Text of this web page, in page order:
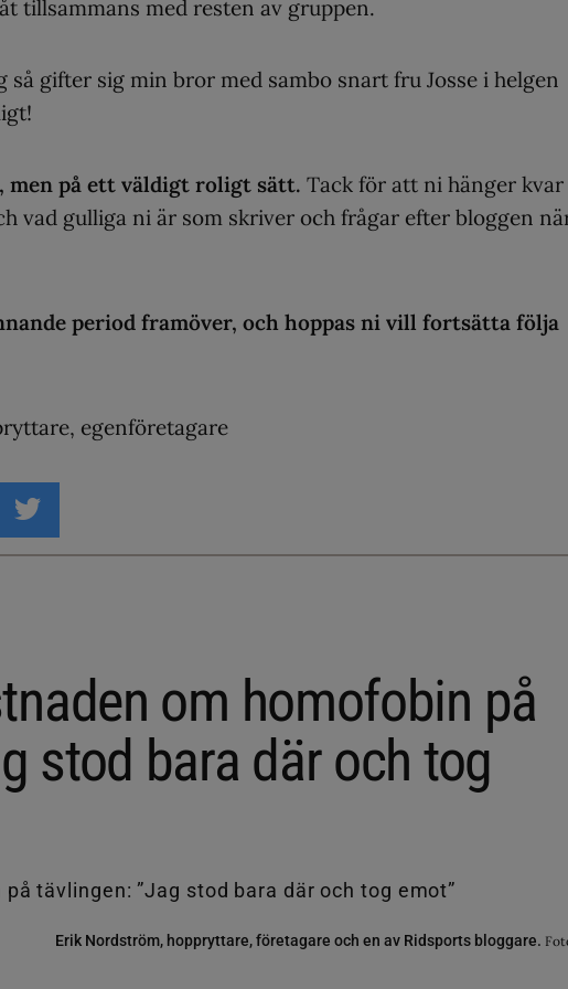
tillsammans med resten av gruppen.
så gifter sig min bror med sambo snart fru Josse i helgen
men på ett väldigt roligt sätt. Tack för att ni hänger kvar
vad gulliga ni är som skriver och frågar efter bloggen
period framöver, och hoppas ni vill fortsätta följa
egenföretagare
om homofobin på
stod bara där och tog
Erik Nordström, hoppryttare, företagare och en av Ridsports bloggare.